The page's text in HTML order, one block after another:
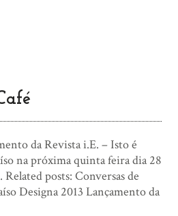
da Revista i.E. – Isto é
na próxima quinta feira dia 28
posts: Conversas de
Designa 2013 Lançamento da